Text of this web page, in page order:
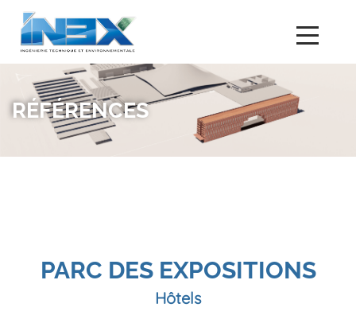
RÉFÉRENCES
PARC DES EXPOSITIONS
Hôtels